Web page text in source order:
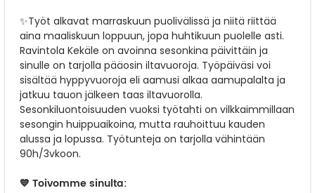
✨Työt alkavat marraskuun puolivälissä ja niitä riittää
aina maaliskuun loppuun, jopa huhtikuun puolelle asti.
Ravintola Kekäle on avoinna sesonkina päivittäin ja
sinulle on tarjolla pääosin iltavuoroja. Työpäiväsi voi
sisältää hyppyvuoroja eli aamusi alkaa aamupalalta ja
jatkuu tauon jälkeen taas iltavuorolla.
Sesonkiluontoisuuden vuoksi työtahti on vilkkaimmillaan
sesongin huippuaikoina, mutta rauhoittuu kauden
alussa ja lopussa. Työtunteja on tarjolla vähintään
90h/3vkoon.
💙 Toivomme sinulta: